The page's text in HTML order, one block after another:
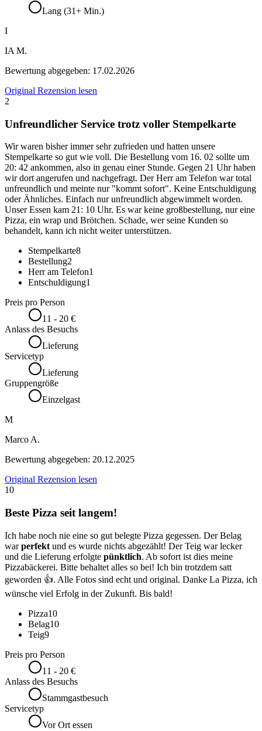
Lang (31+ Min.)
I
IA M.
Bewertung abgegeben: 17.02.2026
Original Rezension lesen
2
Unfreundlicher Service trotz voller Stempelkarte
Wir waren bisher immer sehr zufrieden und hatten unsere
Stempelkarte so gut wie voll. Die Bestellung vom 16. 02 sollte um
20: 42 ankommen, also in genau einer Stunde. Gegen 21 Uhr haben
wir dort angerufen und nachgefragt. Der Herr am Telefon war total
unfreundlich und meinte nur "kommt sofort". Keine Entschuldigung
oder Ähnliches. Einfach nur unfreundlich abgewimmelt worden.
Unser Essen kam 21: 10 Uhr. Es war keine großbestellung, nur eine
Pizza, ein wrap und Brötchen. Schade, wer seine Kunden so
behandelt, kann ich nicht weiter unterstützen.
Stempelkarte8
Bestellung2
Herr am Telefon1
Entschuldigung1
Preis pro Person
11 - 20 €
Anlass des Besuchs
Lieferung
Servicetyp
Lieferung
Gruppengröße
Einzelgast
M
Marco A.
Bewertung abgegeben: 20.12.2025
Original Rezension lesen
10
Beste Pizza seit langem!
Ich habe noch nie eine so gut belegte Pizza gegessen. Der Belag
warperfekt und es wurde nichts abgezählt! Der Teig war lecker
und die Lieferung erfolgte pünktlich. Ab sofort ist dies meine
Pizzabäckerei. Bitte behaltet alles so bei! Ich bin trotzdem satt
geworden 👍. Alle Fotos sind echt und original. Danke La Pizza, ich
wünsche viel Erfolg in der Zukunft. Bis bald!
Pizza10
Belag10
Teig9
Preis pro Person
11 - 20 €
Anlass des Besuchs
Stammgastbesuch
Servicetyp
Vor Ort essen